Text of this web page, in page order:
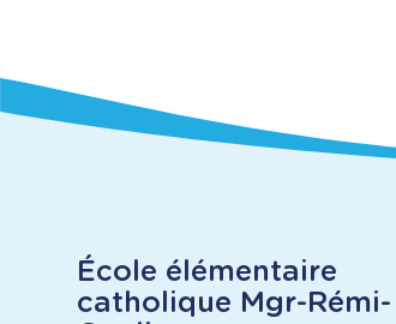
École élémentaire
catholique Mgr-Rémi-